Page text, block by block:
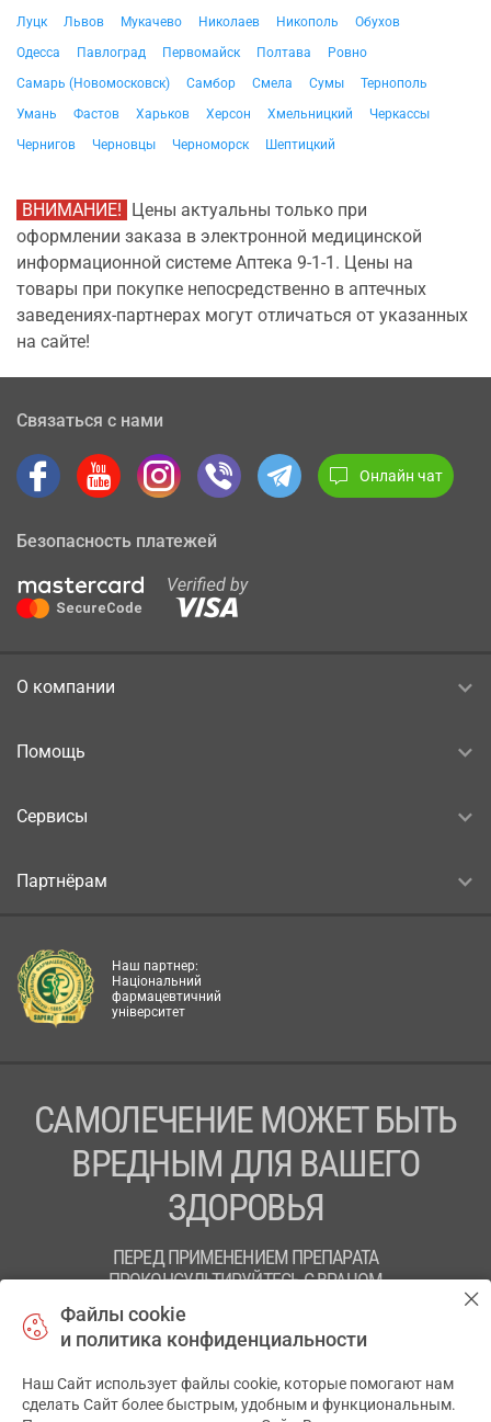
Луцк
Львов Мукачево Николаев Никополь
Обухов
Одесса
Павлоград Первомайск Полтава
Ровно
Самарь (Новомосковск)
Самбор Смела Сумы
Тернополь
Умань
Фастов Харьков Херсон Хмельницкий
Черкассы
Чернигов
Черновцы Черноморск Шептицкий
ВНИМАНИЕ! Цены актуальны только при
оформлении заказа в электронной медицинской
информационной системе Аптека 9-1-1. Цены на
товары при покупке непосредственно в аптечных
заведениях-партнерах могут отличаться от указанных
на сайте!
Связаться с нами
Онлайн чат
Безопасность платежей
О компании
Помощь
Сервисы
Партнёрам
Наш партнер:
Національний
фармацевтичний
університет
САМОЛЕЧЕНИЕ МОЖЕТ БЫТЬ
ВРЕДНЫМ ДЛЯ ВАШЕГО
ЗДОРОВЬЯ
ПЕРЕД ПРИМЕНЕНИЕМ ПРЕПАРАТА
ПРОКОНСУЛЬТИРУЙТЕСЬ С ВРАЧОМ
ТОВ «АПТЕКА 911.ЮА» Код ЄДРПОУ 43631965.
© 2014-2026. Медицинская информационная система
Файлы cookie
и политика конфиденциальности
Наш Сайт использует файлы cookie, которые помогают нам
сделать Сайт более быстрым, удобным и функциональным.